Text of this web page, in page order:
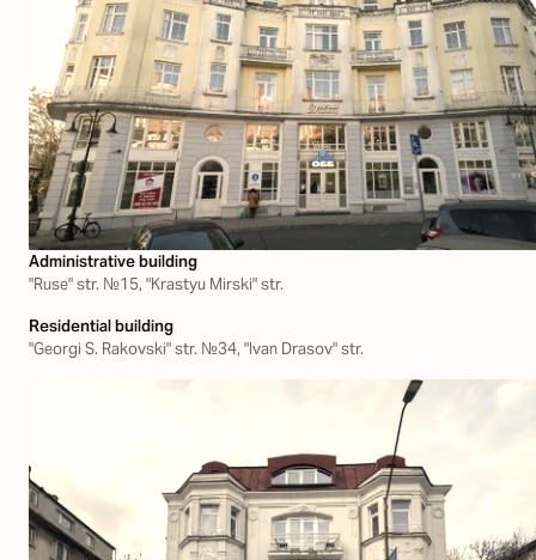
Аdministrative building
"Ruse" str. №15, "Krastyu Mirski" str.
Residential building
"Georgi S. Rakovski" str. №34, "Ivan Drasov" str.